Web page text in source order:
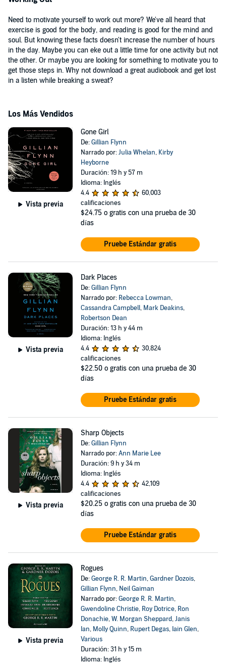
Need to motivate yourself to work out more? We've all heard that
exercise is good for the body, and reading is good for the mind and
soul. But knowing these facts doesn't increase the number of hours
in the day. Maybe you can eke out a little time for one activity but not
the other. Or maybe you are looking for something to motivate you to
get those steps in. Why not download a great audiobook and get lost
in a listen while breaking a sweat?
Los Más Vendidos
Vista previa
Gone Girl
De:Gillian Flynn
Narrado por:Julia Whelan, Kirby
Heyborne
Duración: 19 h y 57 m
Idioma: Inglés
4.4
60,003
calificaciones
$24.75 o gratis con una prueba de 30
días
Pruebe Estándar gratis
Vista previa
Dark Places
De:Gillian Flynn
Narrado por: Rebecca Lowman,
Cassandra Campbell, Mark Deakins,
Robertson Dean
Duración: 13 h y 44 m
Idioma: Inglés
4.4
30,824
calificaciones
$22.50 o gratis con una prueba de 30
días
Pruebe Estándar gratis
Vista previa
Sharp Objects
De:Gillian Flynn
Narrado por:Ann Marie Lee
Duración: 9 h y 34 m
Idioma: Inglés
4.4
42,109
calificaciones
$20.25 o gratis con una prueba de 30
días
Pruebe Estándar gratis
Vista previa
Rogues
De:George R. R. Martin,Gardner Dozois,
Gillian Flynn, Neil Gaiman
Narrado por:George R. R. Martin,
Gwendoline Christie, Roy Dotrice, Ron
Donachie,W. Morgan Sheppard,Janis
Ian, Molly Quinn, Rupert Degas, Iain Glen,
Various
Duración: 31 h y 15 m
Idioma: Inglés